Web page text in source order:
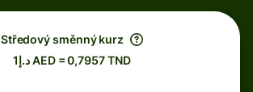
Středový směnný kurz
د.إ1 AED = 0,7957 TND